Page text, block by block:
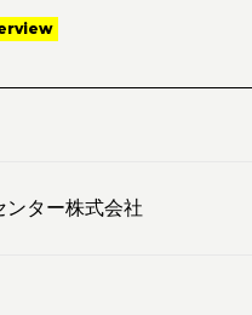
ター株式会社